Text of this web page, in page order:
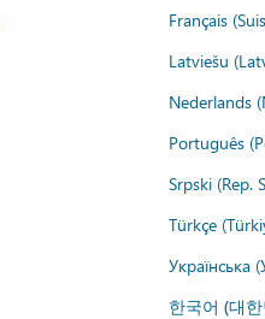
Français
Latviešu
Nederlands
Português
Srpski (Rep.
Türkçe
Українська
한국어 (대